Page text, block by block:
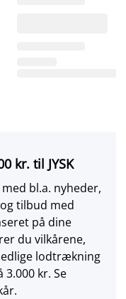
kr. til JYSK
bl.a. nyheder,
tilbud med
på dine
du vilkårene,
lodtrækning
3.000 kr. Se